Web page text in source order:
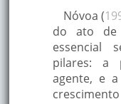
Nóvoa (
do ato de
essencial
pilares: a
agente, e